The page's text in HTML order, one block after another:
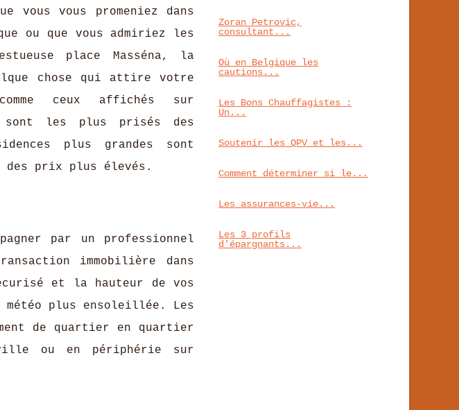
vous vous promeniez dans
ou que vous admiriez les
place Masséna, la
chose qui attire votre
ceux affichés sur
sont les plus prisés des
plus grandes sont
prix plus élevés.
par un professionnel
immobilière dans
et la hauteur de vos
plus ensoleillée. Les
de quartier en quartier
ou en périphérie sur
Zoran Petrovic,
consultant...
Où en Belgique les
cautions...
Les Bons Chauffagistes :
Un...
Soutenir les QPV et les...
Comment déterminer si le...
Les assurances-vie...
Les 3 profils
d’épargnants...